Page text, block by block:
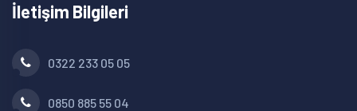
İletişim Bilgileri
0322 233 05 05
0850 885 55 04